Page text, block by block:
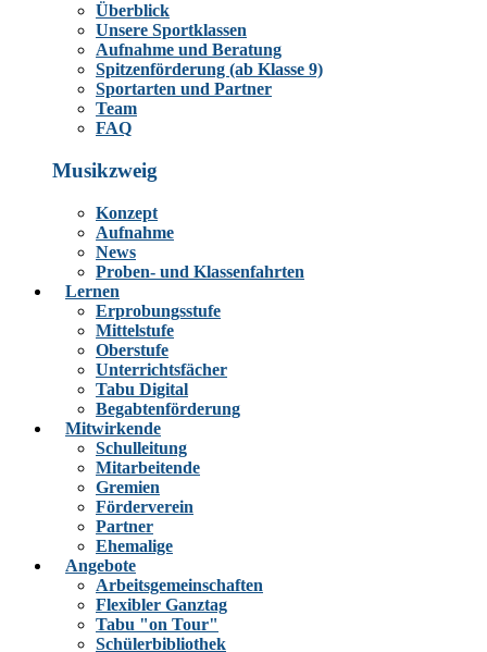
Überblick
Unsere Sportklassen
Aufnahme und Beratung
Spitzenförderung (ab Klasse 9)
Sportarten und Partner
Team
FAQ
Musikzweig
Konzept
Aufnahme
News
Proben- und Klassenfahrten
Lernen
Erprobungsstufe
Mittelstufe
Oberstufe
Unterrichtsfächer
Tabu Digital
Begabtenförderung
Mitwirkende
Schulleitung
Mitarbeitende
Gremien
Förderverein
Partner
Ehemalige
Angebote
Arbeitsgemeinschaften
Flexibler Ganztag
Tabu "on Tour"
Schülerbibliothek